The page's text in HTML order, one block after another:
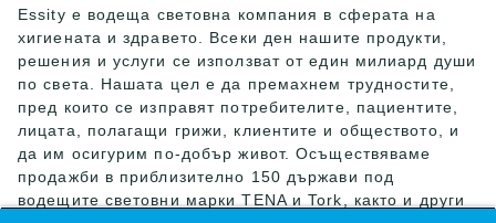
Essity е водеща световна компания в сферата на
хигиената и здравето. Всеки ден нашите продукти,
решения и услуги се използват от един милиард души
по света. Нашата цел е да премахнем трудностите,
пред които се изправят потребителите, пациентите,
лицата, полагащи грижи, клиентите и обществото, и
да им осигурим по-добър живот. Осъществяваме
продажби в приблизително 150 държави под
водещите световни марки TENA и Tork, както и други